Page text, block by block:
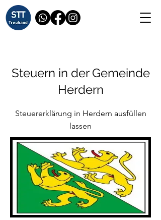
Steuern in der Gemeinde
Herdern
Steuererklärung in Herdern ausfüllen
lassen